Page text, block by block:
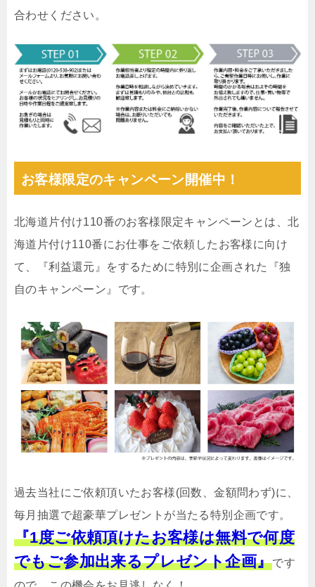
合わせください。
お客様限定のキャンペーン開催中！
北海道片付け110番のお客様限定キャンペーンとは、北
海道片付け110番にお仕事をご依頼したお客様に向け
て、『利益還元』をするために特別に企画された『独
自のキャンペーン』です。
過去当社にご依頼頂いたお客様(回数、金額問わず)に、
毎月抽選で超豪華プレゼントが当たる特別企画です。
『1度ご依頼頂けたお客様は無料で何度
でもご参加出来るプレゼント企画』です